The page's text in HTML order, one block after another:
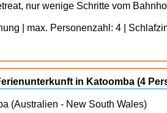
nur wenige Schritte vom
| max. Personenzahl: 4 |
in Katoomba (4
(Australien - New South Wales)